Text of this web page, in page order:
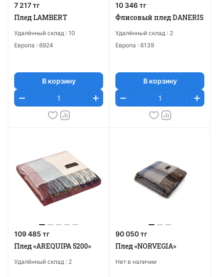
7 217 тг
Плед LAMBERT
Удалённый склад : 10
Европа : 6924
В корзину
10 346 тг
Флисовый плед DANERIS
Удалённый склад : 2
Европа : 6139
В корзину
109 485 тг
Плед «AREQUIPA 5200»
Удалённый склад : 2
90 050 тг
Плед «NORVEGIA»
Нет в наличии